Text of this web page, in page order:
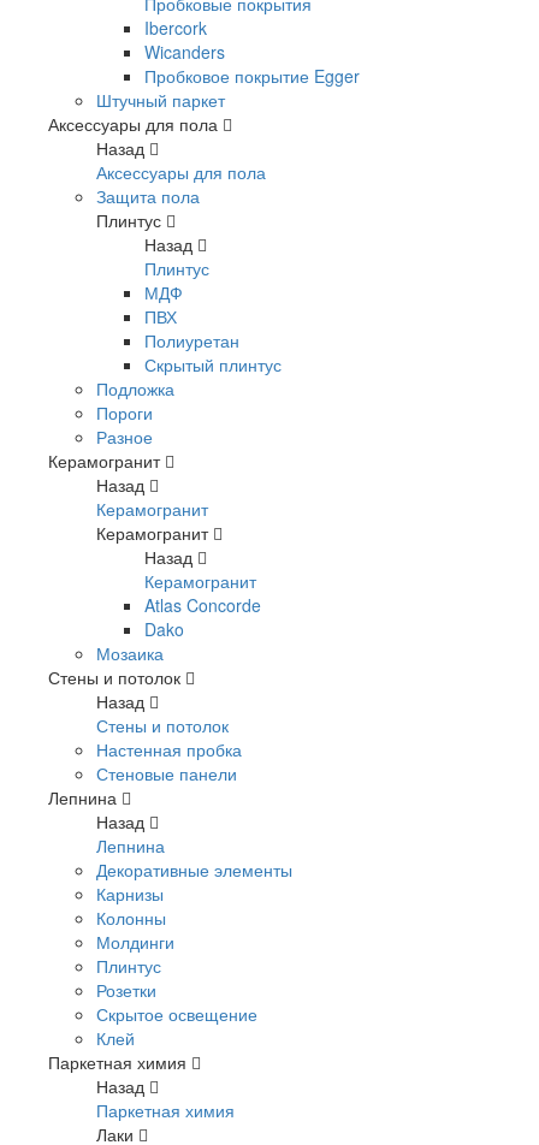
Ibercork
Wicanders
Пробковое покрытие Egger
Штучный паркет
Аксессуары для пола
Назад
Аксессуары для пола
Защита пола
Плинтус
Назад
Плинтус
МДФ
ПВХ
Полиуретан
Скрытый плинтус
Подложка
Пороги
Разное
Керамогранит
Назад
Керамогранит
Керамогранит
Назад
Керамогранит
Atlas Concorde
Dako
Мозаика
Стены и потолок
Назад
Стены и потолок
Настенная пробка
Стеновые панели
Лепнина
Назад
Лепнина
Декоративные элементы
Карнизы
Колонны
Молдинги
Плинтус
Розетки
Скрытое освещение
Клей
Паркетная химия
Назад
Паркетная химия
Лаки